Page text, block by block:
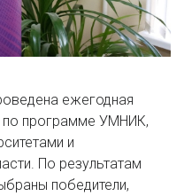
ежегодная
по программе УМНИК,
и
По результатам
победители,